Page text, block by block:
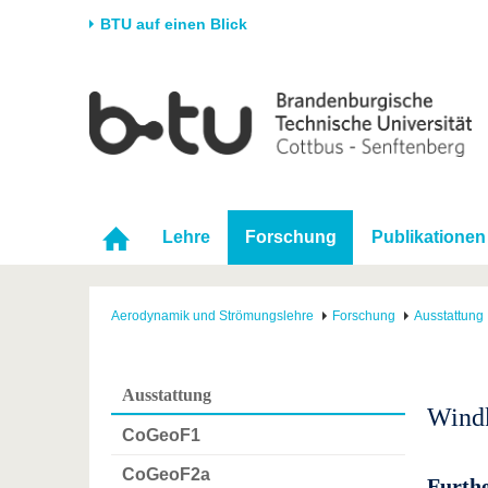
BTU auf einen Blick
Universität
Karriere & Engagement
Partnerschaften &
Strukturwandel
Forschung
Förderung
Wissenschaftlicher
Nachwuchs
Im
Lehre Forschung Publikationen
Aerodynamik und Strömungslehre Forschung Ausstattung
Ausstattung
CoGeoF1
CoGeoF2a